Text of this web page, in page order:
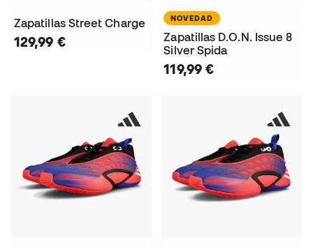
Zapatillas Street Charge
129,99 €
NOVEDAD
Zapatillas D.O.N. Issue 8
Silver Spida
119,99 €